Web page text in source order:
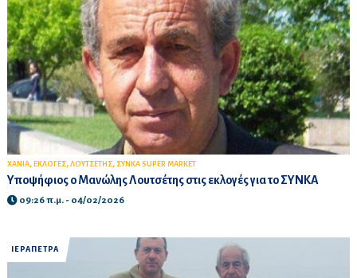
ΧΑΝΙΑ, ΕΚΛΟΓΕΣ, ΛΟΥΤΣΕΤΗΣ, ΣΥΝΚΑ SUPER MARKET
Υποψήφιος ο Μανώλης Λουτσέτης στις εκλογές για το ΣΥΝΚΑ
09:26 π.μ. - 04/02/2026
ΙΕΡΑΠΕΤΡΑ